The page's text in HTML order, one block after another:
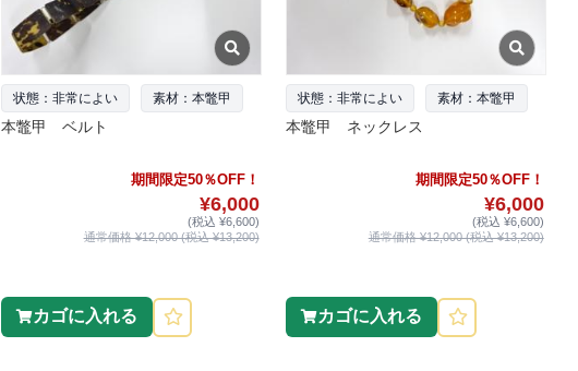
状態：非常によい 素材：本鼈甲
本鼈甲 ベルト
期間限定50％OFF！
¥6,000
(税込 ¥6,600)
通常価格 ¥12,000 (税込 ¥13,200)
カゴに入れる
状態：非常によい 素材：本鼈甲
本鼈甲 ネックレス
期間限定50％OFF！
¥6,000
(税込 ¥6,600)
通常価格 ¥12,000 (税込 ¥13,200)
カゴに入れる